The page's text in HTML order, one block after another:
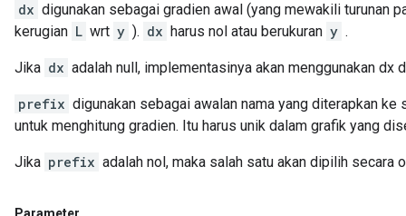
dx digunakan sebagai gradien awal (yang mewakili turunan
kerugian L wrt y ). dx harus nol atau berukuran y .
Jika dx adalah null, implementasinya akan menggunakan dx
prefix digunakan sebagai awalan nama yang diterapkan
untuk menghitung gradien. Itu harus unik dalam grafik yang
Jika prefix adalah nol, maka salah satu akan dipilih secara